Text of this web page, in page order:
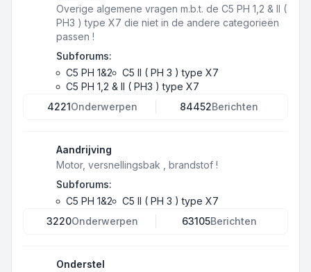
Overige algemene vragen m.b.t. de C5 PH 1,2 & II (
PH3 ) type X7 die niet in de andere categorieën
passen !
Subforums:
C5 PH 1&2
C5 II ( PH 3 ) type X7
C5 PH 1,2 & II ( PH3 ) type X7
4221Onderwerpen 84452Berichten
Aandrijving
Motor, versnellingsbak , brandstof !
Subforums:
C5 PH 1&2
C5 II ( PH 3 ) type X7
3220Onderwerpen 63105Berichten
Onderstel